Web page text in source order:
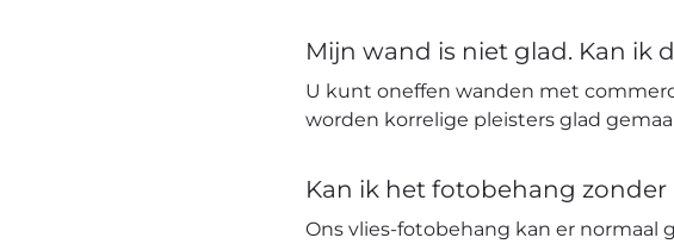
Mijn wand is niet glad. Kan ik
U kunt oneffen wanden met
worden korrelige pleisters glad
Kan ik het fotobehang
Ons vlies-fotobehang kan er normaal